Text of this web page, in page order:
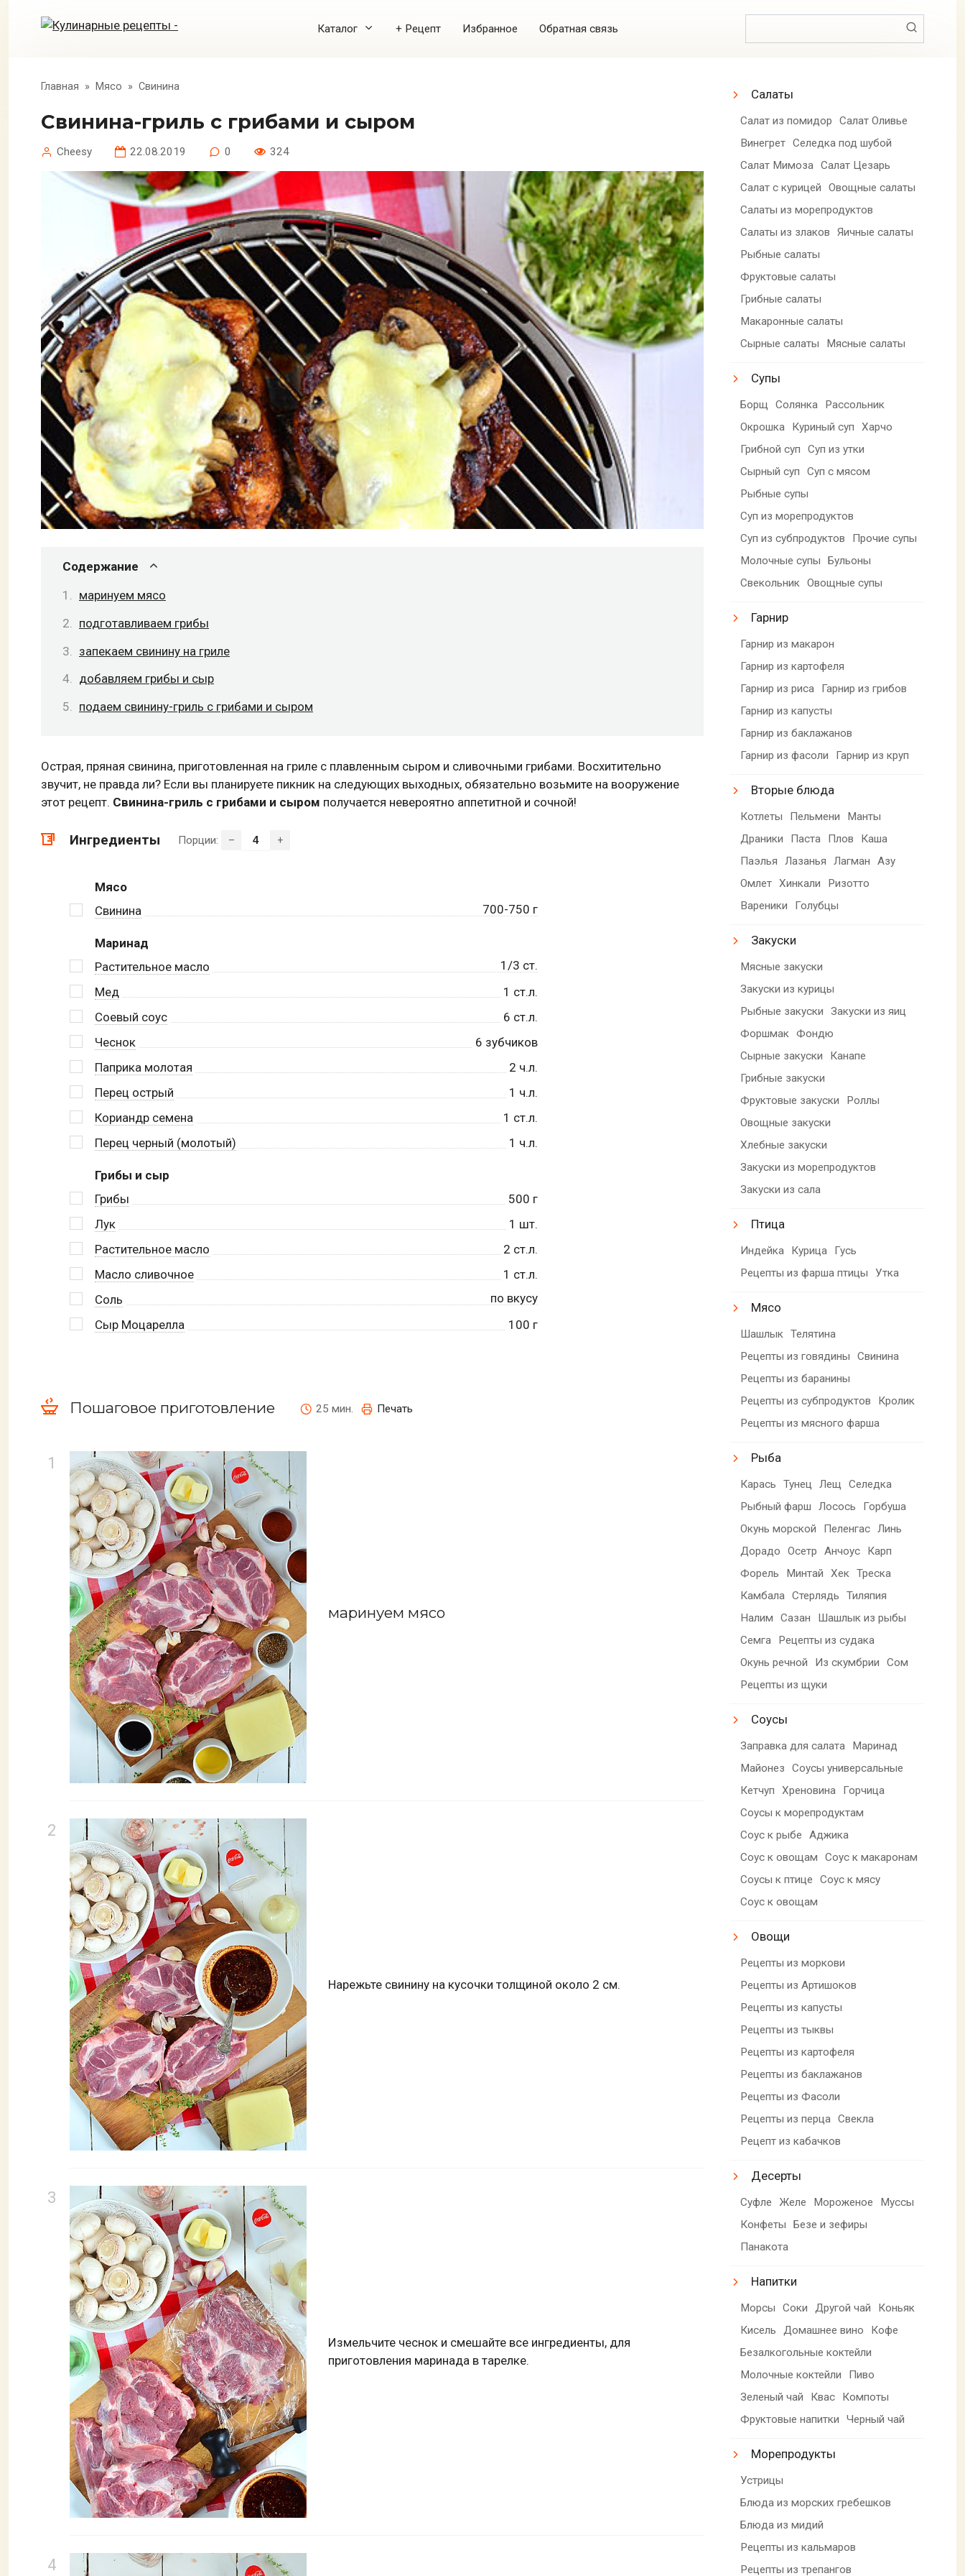
Каталог + Рецепт Избранное Обратная связь
Главная » Мясо » Свинина
Свинина-гриль с грибами и сыром
Cheesy 22.08.2019 0 324
Содержание
маринуем мясо
подготавливаем грибы
запекаем свинину на гриле
добавляем грибы и сыр
подаем свинину-гриль с грибами и сыром
Острая, пряная свинина, приготовленная на гриле с плавленным сыром и сливочными грибами. Восхитительно
звучит, не правда ли? Если вы планируете пикник на следующих выходных, обязательно возьмите на вооружение
этот рецепт. Свинина-гриль с грибами и сыром получается невероятно аппетитной и сочной!
Ингредиенты Порции: – +
Мясо
Свинина
700-750 г
Маринад
Растительное масло
1/3 ст.
Мед
1 ст.л.
Соевый соус
6 ст.л.
Чеснок
6 зубчиков
Паприка молотая
2 ч.л.
Перец острый
1 ч.л.
Кориандр семена
1 ст.л.
Перец черный (молотый)
1 ч.л.
Грибы и сыр
Грибы
500 г
Лук
1 шт.
Растительное масло
2 ст.л.
Масло сливочное
1 ст.л.
Соль
по вкусу
Сыр Моцарелла
100 г
Пошаговое приготовление 25 мин. Печать
маринуем мясо
Нарежьте свинину на кусочки толщиной около 2 см.
Измельчите чеснок и смешайте все ингредиенты, для
приготовления маринада в тарелке.
Салаты
Салат из помидор
Салат Оливье
Винегрет Селедка под шубой
Салат Мимоза Салат Цезарь
Салат с курицей
Овощные салаты
Салаты из морепродуктов
Салаты из злаков
Яичные салаты
Рыбные салаты
Фруктовые салаты
Грибные салаты
Макаронные салаты
Сырные салаты
Мясные салаты
Супы
Борщ Солянка
Рассольник
Окрошка
Куриный суп
Харчо
Грибной суп
Суп из утки
Сырный суп
Суп с мясом
Рыбные супы
Суп из морепродуктов
Суп из субпродуктов
Прочие супы
Молочные супы
Бульоны
Свекольник Овощные супы
Гарнир
Гарнир из макарон
Гарнир из картофеля
Гарнир из риса
Гарнир из грибов
Гарнир из капусты
Гарнир из баклажанов
Гарнир из фасоли
Гарнир из круп
Вторые блюда
Котлеты Пельмени
Манты
Драники
Паста Плов
Каша
Паэлья
Лазанья Лагман
Азу
Омлет Хинкали
Ризотто
Вареники
Голубцы
Закуски
Мясные закуски
Закуски из курицы
Рыбные закуски
Закуски из яиц
Форшмак Фондю
Сырные закуски
Канапе
Грибные закуски
Фруктовые закуски
Роллы
Овощные закуски
Хлебные закуски
Закуски из морепродуктов
Закуски из сала
Птица
Индейка Курица
Гусь
Рецепты из фарша птицы
Утка
Мясо
Шашлык Телятина
Рецепты из говядины
Свинина
Рецепты из баранины
Рецепты из субпродуктов
Кролик
Рецепты из мясного фарша
Рыба
Карась Тунец Лещ
Селедка
Рыбный фарш
Лосось
Горбуша
Окунь морской
Пеленгас Линь
Дорадо
Осетр Анчоус
Карп
Форель
Минтай Хек Треска
Камбала Стерлядь
Тиляпия
Налим
Сазан
Шашлык из рыбы
Семга
Рецепты из судака
Окунь речной
Из скумбрии
Сом
Рецепты из щуки
Соусы
Заправка для салата
Маринад
Майонез
Соусы универсальные
Кетчуп
Хреновина
Горчица
Соусы к морепродуктам
Соус к рыбе
Аджика
Соус к овощам
Соус к макаронам
Соусы к птице
Соус к мясу
Соус к овощам
Овощи
Рецепты из моркови
Рецепты из Артишоков
Рецепты из капусты
Рецепты из тыквы
Рецепты из картофеля
Рецепты из баклажанов
Рецепты из Фасоли
Рецепты из перца Свекла
Рецепт из кабачков
Десерты
Суфле Желе Мороженое
Муссы
Конфеты
Безе и зефиры
Панакота
Напитки
Морсы Соки Другой чай
Коньяк
Кисель
Домашнее вино
Кофе
Безалкогольные коктейли
Молочные коктейли
Пиво
Зеленый чай
Квас
Компоты
Фруктовые напитки
Черный чай
Морепродукты
Устрицы
Блюда из морских гребешков
Блюда из мидий
Рецепты из кальмаров
Рецепты из трепангов